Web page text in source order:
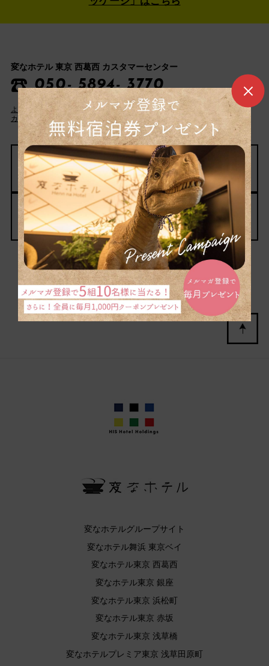
変なホテル 東京 西葛西 カスタマーセンター
050- 5894- 3770
よくある質問
宿泊約款
カスタマーハラスメントに対する基本方針
パンフレットはこちら
団体旅行のお問い合わせ
変なホテルグループサイト
変なホテル舞浜 東京ベイ
変なホテル東京 西葛西
変なホテル東京 銀座
変なホテル東京 浜松町
変なホテル東京 赤坂
変なホテル東京 浅草橋
変なホテルプレミア東京 浅草田原町